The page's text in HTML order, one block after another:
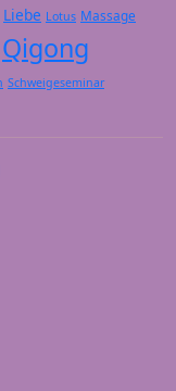
Liebe Lotus Massage
Qigong
Schweigeseminar